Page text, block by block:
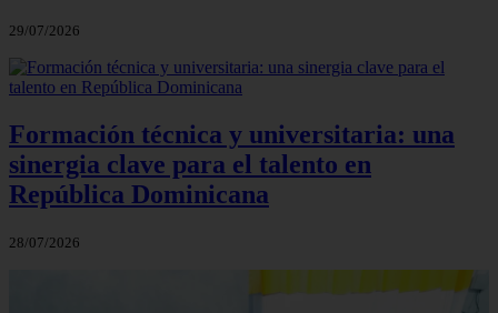
29/07/2026
Formación técnica y universitaria: una
sinergia clave para el talento en
República Dominicana
28/07/2026